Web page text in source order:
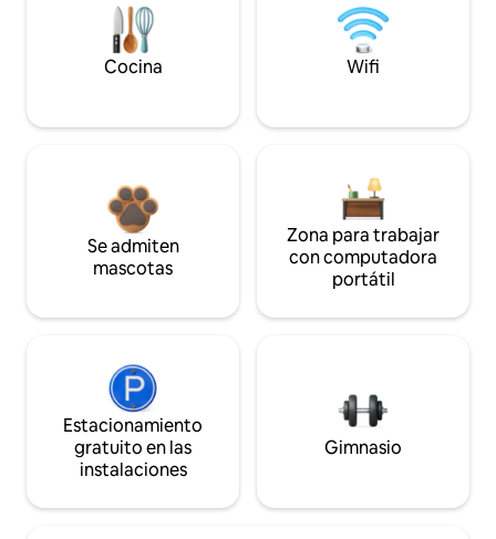
Cocina Wifi
Se admiten
mascotas
Zona para trabajar
con computadora
portátil
Estacionamiento
gratuito en las
instalaciones
Gimnasio